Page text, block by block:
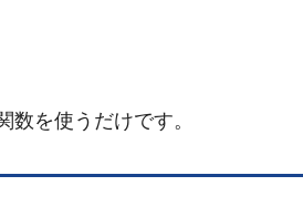
を使うだけです。